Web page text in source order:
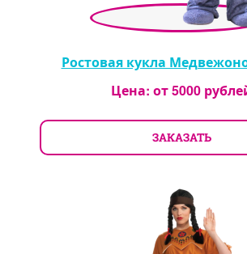
Ростовая кукла
Цена: от5000
ЗАКАЗАТЬ